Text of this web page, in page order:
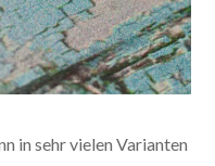
in sehr vielen Varianten